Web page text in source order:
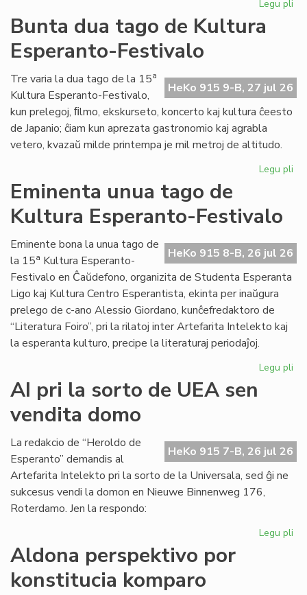
Legu pli
de
Bunta dua tago de Kultura
Esperanto-Festivalo
HeKo 915 9-B, 27 jul 26
Tre varia la dua tago de la 15a
Kultura Esperanto-Festivalo,
kun prelegoj, ﬁlmo, ekskurseto, koncerto kaj kultura ĉeesto
de Japanio; ĉiam kun aprezata gastronomio kaj agrabla
vetero, kvazaŭ milde printempa je mil metroj de altitudo.
Legu pli
Eminenta unua tago de
Kultura Esperanto-Festivalo
HeKo 915 8-B, 26 jul 26
Eminente bona la unua tago de
la 15a Kultura Esperanto-
Festivalo en Ĉaŭdefono, organizita de Studenta Esperanta
Ligo kaj Kultura Centro Esperantista, ekinta per inaŭgura
prelego de c-ano Alessio Giordano, kunĉefredaktoro de
“Literatura Foiro”, pri la rilatoj inter Artefarita Intelekto kaj
la esperanta kulturo, precipe la literaturaj periodaĵoj.
Legu pli
AI pri la sorto de UEA sen
vendita domo
HeKo 915 7-B, 26 jul 26
La redakcio de “Heroldo de
Esperanto” demandis al
Artefarita Intelekto pri la sorto de la Universala, sed ĝi ne
sukcesus vendi la domon en Nieuwe Binnenweg 176,
Roterdamo. Jen la respondo:
Legu pli
Aldona perspektivo por
konstitucia komparo